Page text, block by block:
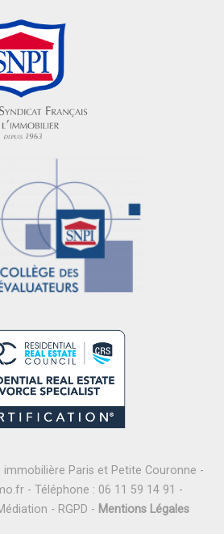
Paris et Petite Couronne -
- Téléphone : 06 11 59 14 91 -
- RGPD - Mentions Légales